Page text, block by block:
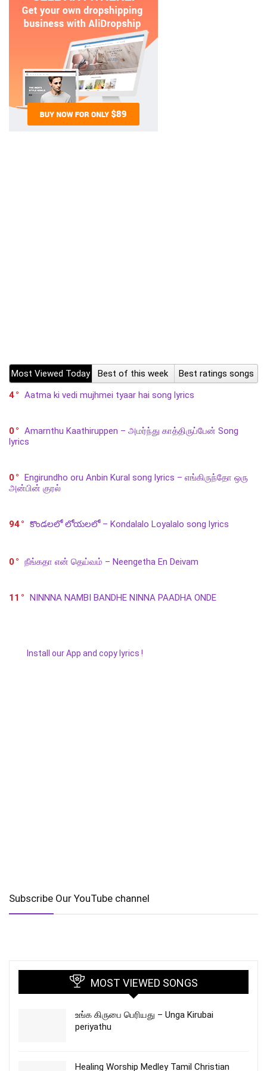
Most Viewed Today Best of this week
Best ratings songs
4
Aatma ki vedi mujhmei tyaar hai song lyrics
0
Amarnthu Kaathiruppen – அமர்ந்து காத்திருப்பேன் Song
lyrics
0
Engirundho oru Anbin Kural song lyrics – எங்கிருந்தோ ஒரு
அன்பின் குரல்
94 కొండలలో లోయలలో – Kondalalo Loyalalo song lyrics
0 நீங்கதா என் தெய்வம் – Neengetha En Deivam
11 NINNNA NAMBI BANDHE NINNA PAADHA ONDE
Install our App and copy lyrics !
Subscribe Our YouTube channel
MOST VIEWED SONGS
உங்க கிருபை பெரியது – Unga Kirubai
periyathu
Healing Worship Medley Tamil Christian